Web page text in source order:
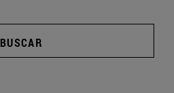
BUSCAR